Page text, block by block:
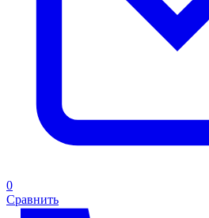
0
Сравнить